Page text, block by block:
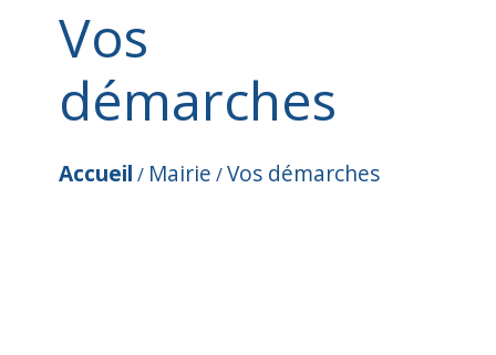
Vos
démarches
Accueil / Mairie /Vos démarches